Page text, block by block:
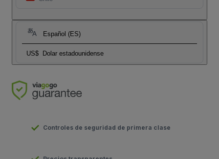
Español (ES)
US$ Dolar estadounidense
Controles de seguridad de primera clase